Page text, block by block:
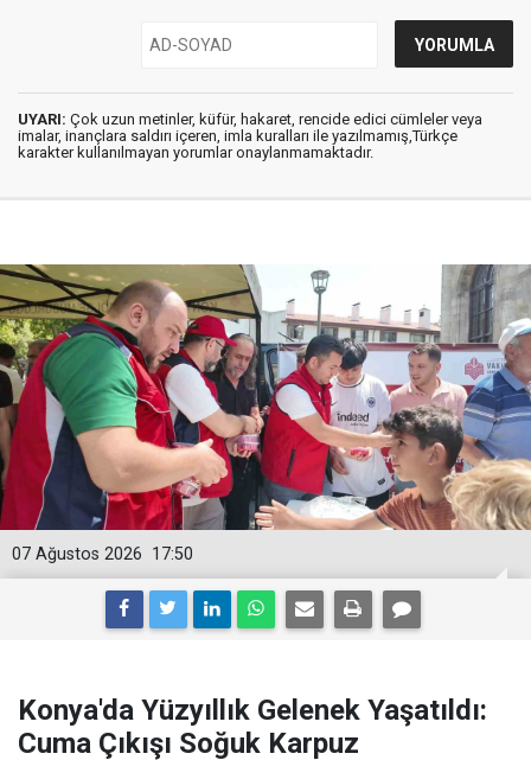
UYARI: Çok uzun metinler, küfür, hakaret, rencide edici cümleler veya
imalar, inançlara saldırı içeren, imla kuralları ile yazılmamış,Türkçe
karakter kullanılmayan yorumlar onaylanmamaktadır.
17:50
07 Ağustos 2026
Konya'da Yüzyıllık Gelenek Yaşatıldı:
Cuma Çıkışı Soğuk Karpuz